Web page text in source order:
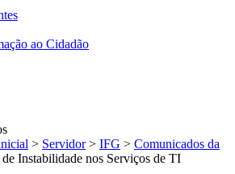
ao Cidadão
> Servidor > IFG > Comunicados da
Instabilidade nos Serviços de TI